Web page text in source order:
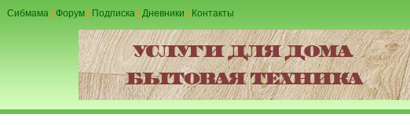
Сибмама Форум Подписка Дневники Контакты